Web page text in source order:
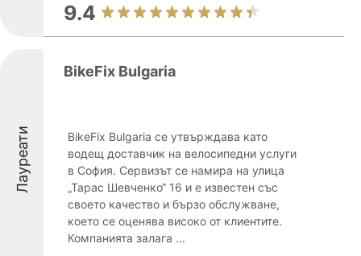
9.4
Лауреати
BikeFix Bulgaria
BikeFix Bulgaria се утвърждава като
водещ доставчик на велосипедни услуги
в София. Сервизът се намира на улица
„Тарас Шевченко“ 16 и е известен със
своето качество и бързо обслужване,
което се оценява високо от клиентите.
Компанията залага ...